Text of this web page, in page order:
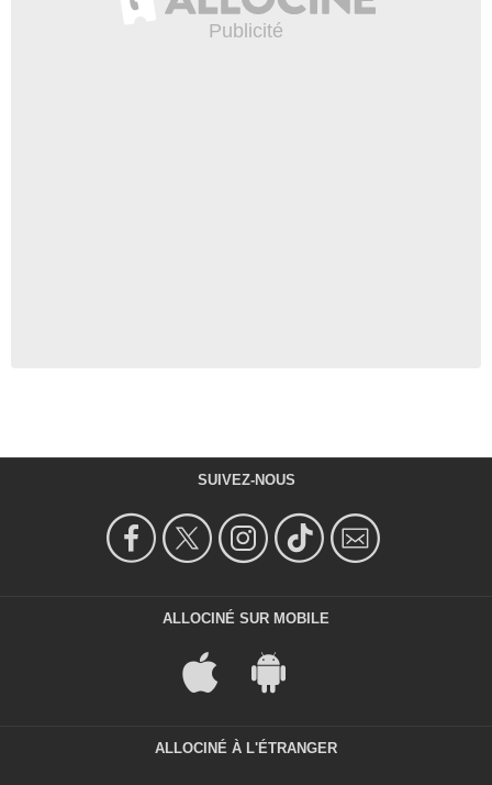
SUIVEZ-NOUS
ALLOCINÉ SUR MOBILE
ALLOCINÉ À L'ÉTRANGER